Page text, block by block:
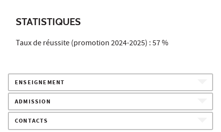
STATISTIQUES
Taux de réussite (promotion 2024-2025) : 57 %
ENSEIGNEMENT
ADMISSION
CONTACTS